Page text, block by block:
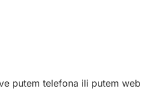
putem telefona ili putem web